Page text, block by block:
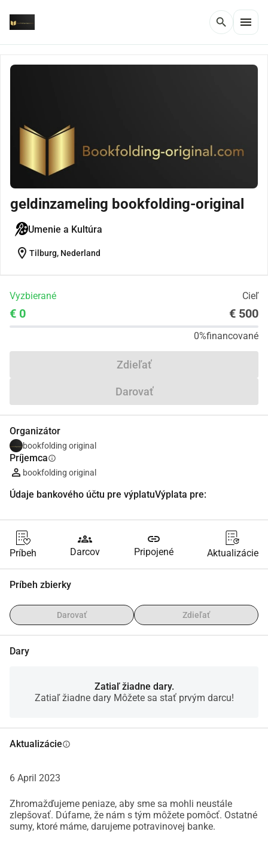
search menu
geldinzameling bookfolding-original
Umenie a Kultúra
location_on Tilburg, Nederland
Vyzbierané Cieľ
€ 0 € 500
0%financované
Zdieľať
Darovať
Organizátor
bookfolding original
Príjemcainfo
bookfolding original
Údaje bankového účtu pre výplatuVýplata pre:
Príbeh
groups
Darcov
link
Pripojené Aktualizácie
Príbeh zbierky
Darovať Zdieľať
Dary
Zatiaľ žiadne dary.
Zatiaľ žiadne dary Môžete sa stať prvým darcu!
Aktualizácieinfo
6 April 2023
Zhromažďujeme peniaze, aby sme sa mohli neustále
zlepšovať. Dúfame, že nám s tým môžete pomôcť. Ostatné
sumy, ktoré máme, darujeme potravinovej banke.